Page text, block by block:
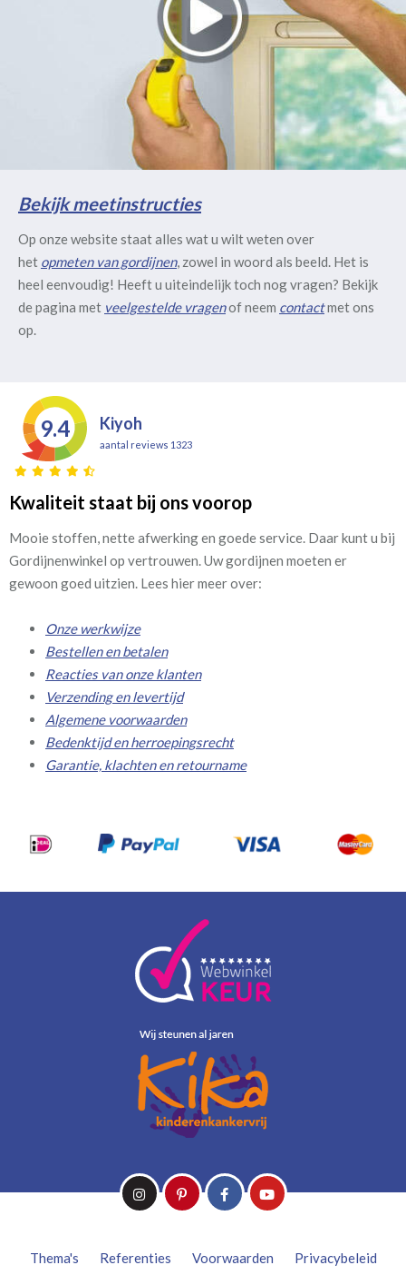
Bekijk meetinstructies
Op onze website staat alles wat u wilt weten over
het opmeten van gordijnen, zowel in woord als beeld. Het is
heel eenvoudig! Heeft u uiteindelijk toch nog vragen? Bekijk
de pagina met veelgestelde vragenof neem contactmet ons
op.
9.4 Kiyoh
aantal reviews 1323
Kwaliteit staat bij ons voorop
Mooie stoffen, nette afwerking en goede service. Daar kunt u bij
Gordijnenwinkel op vertrouwen. Uw gordijnen moeten er
gewoon goed uitzien. Lees hier meer over:
Onze werkwijze
Bestellen en betalen
Reacties van onze klanten
Verzending en levertijd
Algemene voorwaarden
Bedenktijd en herroepingsrecht
Garantie, klachten en retourname
Thema's Referenties Voorwaarden
Privacybeleid